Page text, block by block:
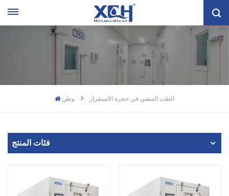
وطن الطب المشي في حجرة الاستقرار
فئات المنتج